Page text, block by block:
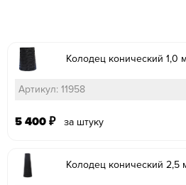
Колодец конический 1,0
Артикул: 11958
5 400 ₽ за штуку
Колодец конический 2,5